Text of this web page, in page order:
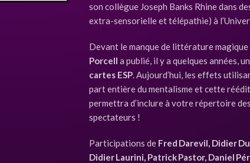
son collègue Joseph Banks Rhine dans
extra-sensorielle et télépathie) à
Devant le manque de littérature
Porcell a publié, il y a quelques années,
cartes ESP. Aujourd’hui, les effets
part entière du mentalisme et cette
permettra d’inclure à votre répertoire
spectateurs !
Participations de Fred Darevil, Didier
Didier Laurini, Patrick Pastor, Daniel